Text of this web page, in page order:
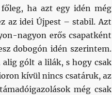
ha azt egy idén még
az idei Újpest – stabil. Azt
nagyon erős csapatként
dobogón idén szerintem.
gólt a lilák, s hogy csak
kívül nincs csatáruk, az
még csak